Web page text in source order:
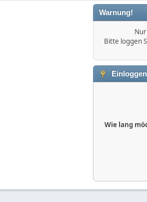
Warnung!
Bitte loggen
Einloggen
Wie lang